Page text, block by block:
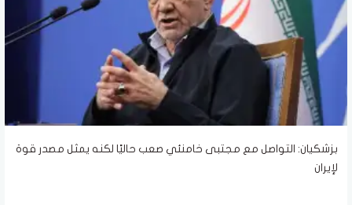
بزشكيان: التواصل مع مجتبى خامنئي صعب حاليًا لكنه يمثل مصدر قوة
لإيران